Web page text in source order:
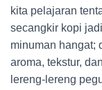
kita pelajaran
secangkir kopi
minuman hangat;
aroma, tekstur,
lereng-lereng